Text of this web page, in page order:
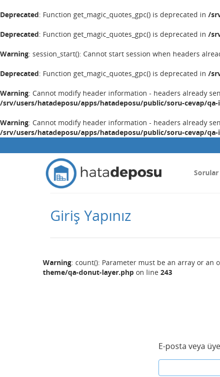
Deprecated: Function get_magic_quotes_gpc() is deprecated in /
Deprecated: Function get_magic_quotes_gpc() is deprecated in /
Warning: session_start(): Cannot start session when headers
Deprecated: Function get_magic_quotes_gpc() is deprecated in /
Warning: Cannot modify header information - headers already
/srv/users/hatadeposu/apps/hatadeposu/public/soru-cevap/
Warning: Cannot modify header information - headers already
/srv/users/hatadeposu/apps/hatadeposu/public/soru-cevap/
Sorular
Giriş Yapınız
Warning: count(): Parameter must be an array or
theme/qa-donut-layer.php on line 243
E-posta veya